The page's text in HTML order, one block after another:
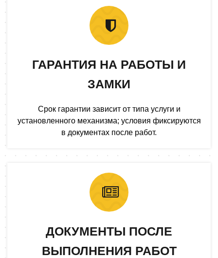
ГАРАНТИЯ НА РАБОТЫ И
ЗАМКИ
Срок гарантии зависит от типа услуги и
установленного механизма; условия фиксируются
в документах после работ.
ДОКУМЕНТЫ ПОСЛЕ
ВЫПОЛНЕНИЯ РАБОТ